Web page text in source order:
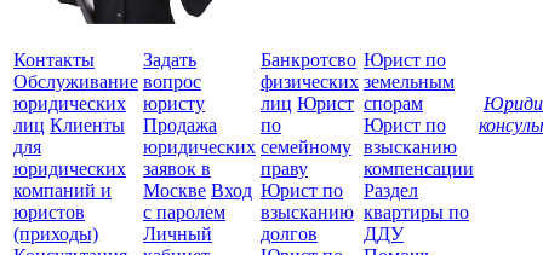
Контакты
Обслуживание
юридических
лиц Клиенты
для
юридических
компаний и
юристов
(приходы)
Задать
вопрос
юристу
Продажа
юридических
заявок в
Москве Вход
с паролем
Личный
Банкротсво
физических
лиц Юрист
по
семейному
праву
Юрист по
взысканию
долгов
Юрист по
земельным
спорам
Юрист по
взысканию
компенсации
Раздел
квартиры по
ДДУ